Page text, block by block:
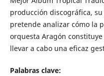
producción discográfica,
pretende analizar cómo la
orquesta Aragón
llevar a cabo una eficaz
Palabras clave: